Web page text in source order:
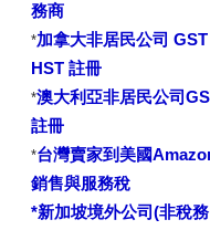
務商
*加拿大非居民公司
HST 註冊
*澳大利亞非居民公司
註冊
*台灣賣家到美國
銷售與服務稅
*新加坡境外公司(非稅務